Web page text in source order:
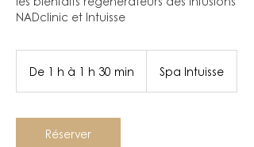
NADclinic et Intuisse
De 1 h à 1 h 30 min Spa Intuisse
Réserver